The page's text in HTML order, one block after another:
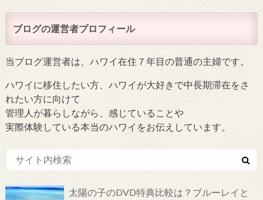
ブログの運営者プロフィール
当ブログ運営者は、ハワイ在住７年目の普通の主婦です。
ハワイに移住したい方、ハワイが大好きで中長期滞在をさ
れたい方に向けて
管理人が暮らしながら、感じていることや
実際体験している本当のハワイをお伝えしています。
太陽の子のDVD特典比較は？ブルーレイと